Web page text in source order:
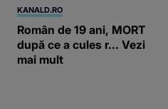
KANALD.RO
Român de 19 ani, MORT
după ce a cules r... Vezi
mai mult